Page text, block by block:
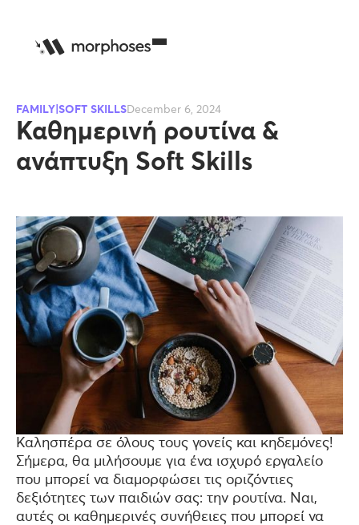
FAMILY|SOFT SKILLSDecember 6, 2024
Καθημερινή ρουτίνα &
ανάπτυξη Soft Skills
Καλησπέρα σε όλους τους γονείς και κηδεμόνες!
Σήμερα, θα μιλήσουμε για ένα ισχυρό εργαλείο
που μπορεί να διαμορφώσει τις οριζόντιες
δεξιότητες των παιδιών σας: την ρουτίνα. Ναι,
αυτές οι καθημερινές συνήθειες που μπορεί να